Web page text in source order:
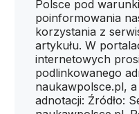
Polsce pod
poinformowania
korzystania z
artykułu. W
internetowych
podlinkowanego
naukawpolsce.pl,
adnotacji: Źródło: